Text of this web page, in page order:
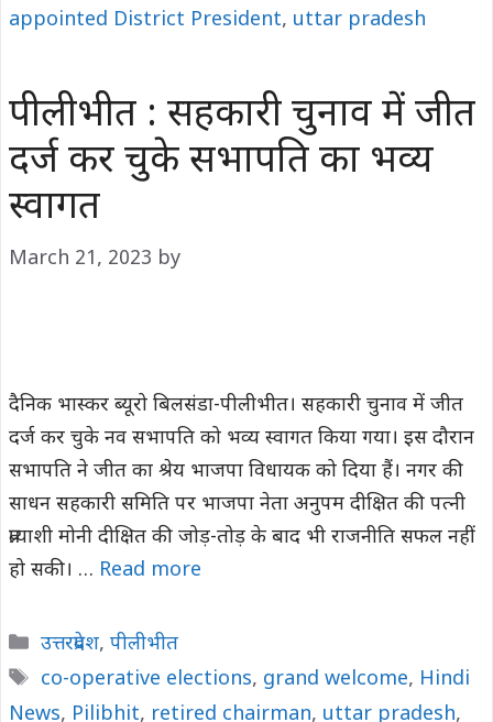
appointed District President, uttar pradesh
पीलीभीत : सहकारी चुनाव में जीत
दर्ज कर चुके सभापति का भव्य
स्वागत
March 21, 2023 by
दैनिक भास्कर ब्यूरो बिलसंडा-पीलीभीत। सहकारी चुनाव में जीत
दर्ज कर चुके नव सभापति को भव्य स्वागत किया गया। इस दौरान
सभापति ने जीत का श्रेय भाजपा विधायक को दिया हैं। नगर की
साधन सहकारी समिति पर भाजपा नेता अनुपम दीक्षित की पत्नी
प्रत्याशी मोनी दीक्षित की जोड़-तोड़ के बाद भी राजनीति सफल नहीं
हो सकी। … Read more
Categories
उत्तरप्रदेश, पीलीभीत
Tags
co-operative elections, grand welcome, Hindi
News, Pilibhit, retired chairman, uttar pradesh,